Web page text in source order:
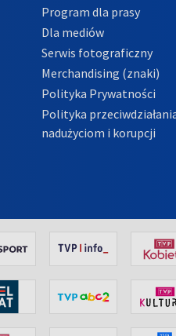
Program dla prasy
Dla mediów
Serwis fotograficzny
Merchandising (znaki)
Polityka Prywatności
Polityka
nadużyciom i korupcji